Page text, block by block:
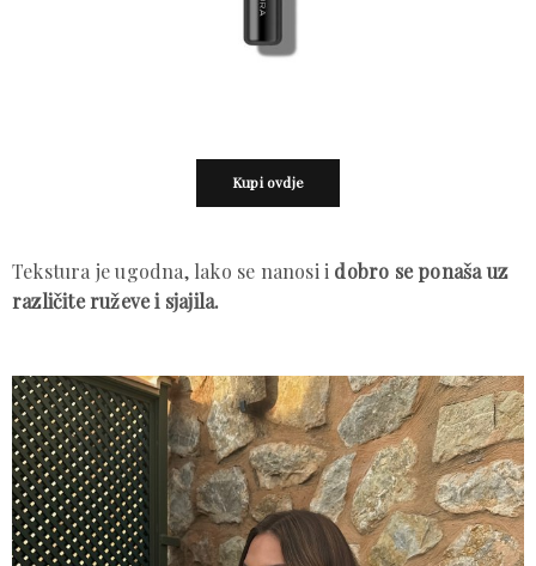
Kupi ovdje
Tekstura je ugodna, lako se nanosi i dobro se ponaša uz
različite ruževe i sjajila.